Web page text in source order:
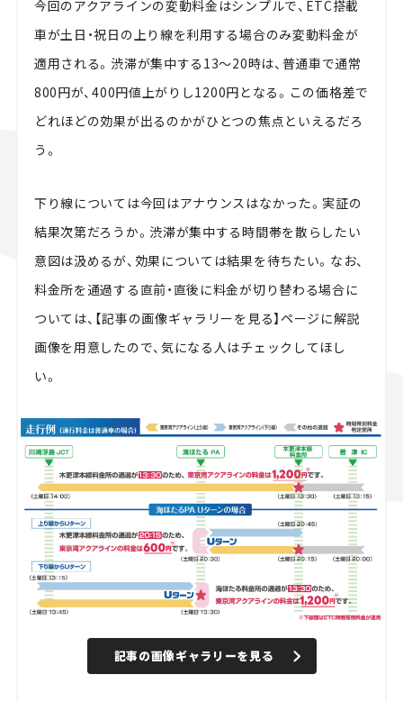
今回のアクアラインの変動料金はシンプルで、ETC搭載
車が土日・祝日の上り線を利用する場合のみ変動料金が
適用される。渋滞が集中する13～20時は、普通車で通常
800円が、400円値上がりし1200円となる。この価格差で
どれほどの効果が出るのかがひとつの焦点といえるだろ
う。
下り線については今回はアナウンスはなかった。実証の
結果次第だろうか。渋滞が集中する時間帯を散らしたい
意図は汲めるが、効果については結果を待ちたい。なお、
料金所を通過する直前・直後に料金が切り替わる場合に
ついては、【記事の画像ギャラリーを見る】ページに解説
画像を用意したので、気になる人はチェックしてほし
い。
記事の画像ギャラリーを見る